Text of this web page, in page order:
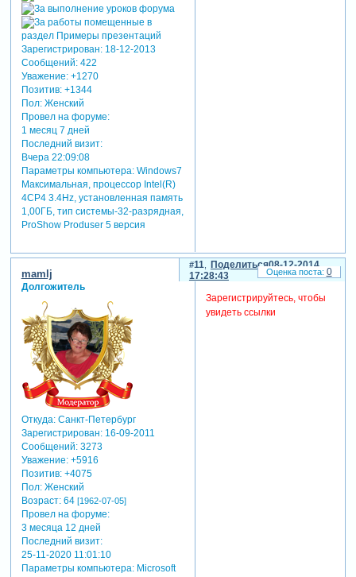
Зарегистрирован: 18-12-2013
Сообщений:422
Уважение: +1270
Позитив: +1344
Пол:Женский
Провел на форуме:
1 месяц 7 дней
Последний визит:
Вчера 22:09:08
Параметры компьютера:Windows7
Максимальная, процессор Intel(R)
4CP4 3.4Hz, установленная память
1,00ГБ, тип системы-32-разрядная,
ProShow Produser 5 версия
Поделиться
11
08-12-2014
17:28:43
mamlj
Долгожитель
Откуда:Санкт-Петербург
Зарегистрирован: 16-09-2011
Сообщений:3273
Уважение: +5916
Позитив: +4075
Пол:Женский
Возраст:64 [1962-07-05]
Провел на форуме:
3 месяца 12 дней
Последний визит:
25-11-2020 11:01:10
Параметры компьютера:Microsoft
Зарегистрируйтесь, чтобы
увидеть ссылки
0